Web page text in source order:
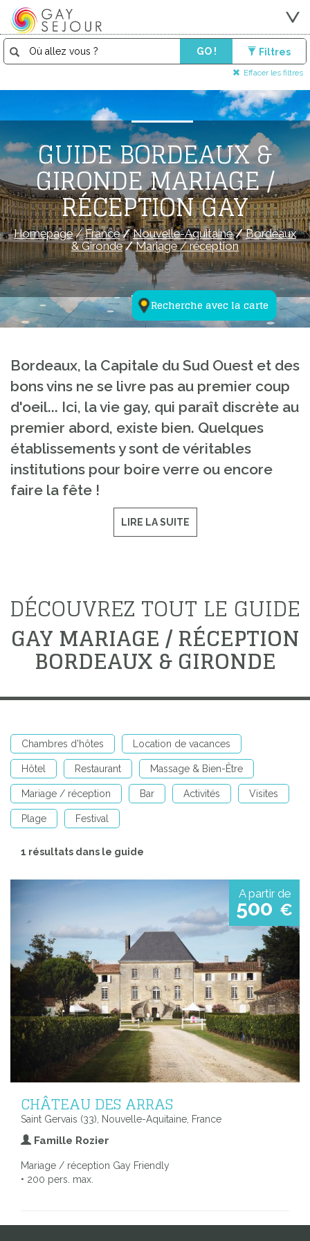
GO ! Filtres
Effacer les filtres
Recherche avec la carte
GUIDE BORDEAUX &
GIRONDE MARIAGE /
RÉCEPTION GAY
Homepage/France/Nouvelle-Aquitaine/Bordeaux
& Gironde/Mariage / réception
Bordeaux, la Capitale du Sud Ouest et des
bons vins ne se livre pas au premier coup
d'oeil... Ici, la vie gay, qui paraît discrète au
premier abord, existe bien. Quelques
établissements y sont de véritables
institutions pour boire verre ou encore
faire la fête !
LIRE LA SUITE
DÉCOUVREZ TOUT LE GUIDE
GAY MARIAGE / RÉCEPTION
BORDEAUX & GIRONDE
Chambres d'hôtes Location de vacances
Hôtel Restaurant Massage & Bien-Être
Mariage / réception Bar Activités Visites
Plage Festival
1 résultats dans le guide
A partir de
500 €
CHÂTEAU DES ARRAS
Saint Gervais (33), Nouvelle-Aquitaine, France
Famille Rozier
Mariage / réception Gay Friendly
• 200 pers. max.